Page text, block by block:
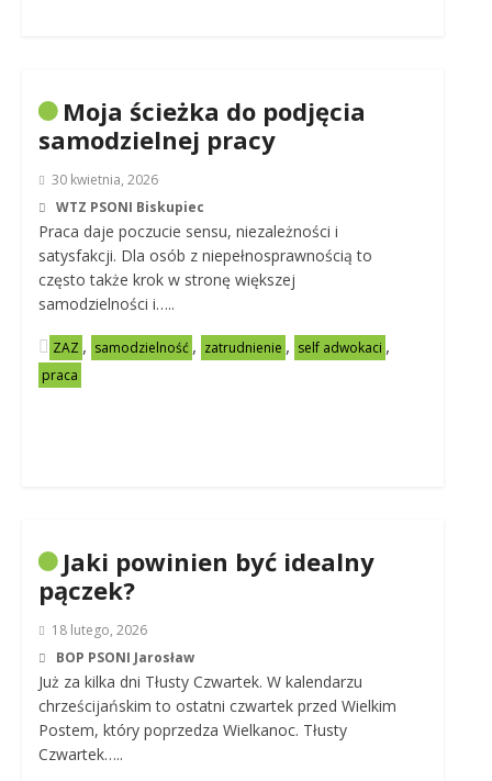
Moja ścieżka do podjęcia
samodzielnej pracy
30 kwietnia, 2026
WTZ PSONI Biskupiec
Praca daje poczucie sensu, niezależności i
satysfakcji. Dla osób z niepełnosprawnością to
często także krok w stronę większej
samodzielności i…..
ZAZ , samodzielność , zatrudnienie , self adwokaci ,
praca
Jaki powinien być idealny
pączek?
18 lutego, 2026
BOP PSONI Jarosław
Już za kilka dni Tłusty Czwartek. W kalendarzu
chrześcijańskim to ostatni czwartek przed Wielkim
Postem, który poprzedza Wielkanoc. Tłusty
Czwartek…..